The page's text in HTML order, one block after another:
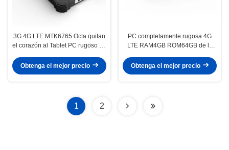
3G 4G LTE MTK6765 Octa quitan
el corazón al Tablet PC rugoso de
de NFC de la huella dactilar
Obtenga el mejor precio
PC completamente rugosa 4G
LTE RAM4GB ROM64GB de la
800x1280 con NFC RFID
Obtenga el mejor precio
1 2